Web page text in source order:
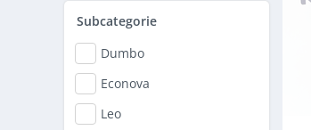
Subcategorie
Dumbo
Econova
Leo